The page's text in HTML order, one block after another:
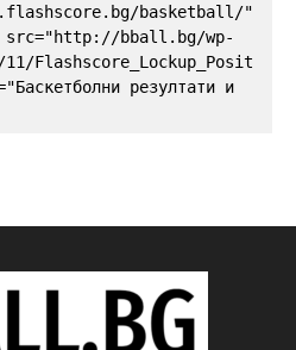
basketball/"
src="http://bball.bg/wp-
Flashscore_Lockup_Posit
резултати и